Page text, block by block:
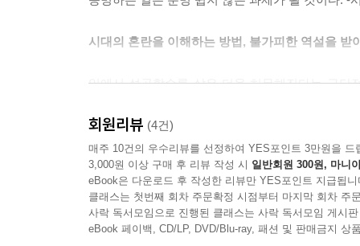
행히 지금은 많은 이들이 생존 문제를 극복했다. 하
나타나는 일시적인 증후라고. 양육에도 검증된
시달려야 할 이유는 없었다. 자유가 방종이나 폭
안 된다. 이런 역설이 존재하는 것은 우리에게 역
분히 알지 못한다. 하지만 종국에는 과학자들이
의 말처럼 우리는 신의 마음을 알게 되리라고 생
100퍼센트 확신하지 못해도 조직을 운영하고 각
시대의 혼란을 이해하는 방법, 불가피한 역설을 받
일에서 성공할수록 삶은 더욱 허무해진다는 극단
사람들은 시간에 쫓기고 배고픈 사람들은 늘어나
점점 줄어드는 우리 세대들의 문제는 이러한 자
차원이 다른 문제들을 경험하고 있는 젊은 세대
단련시켰으나 세계적인 금융위기와 같은 변화된
‘역설’이라는 이 시대의 상투어는 오늘날의 미
21세기라는 혼란의 시대를 표현하기 위해 긴 생
회원리뷰 (4건)
매주 10건의 우수리뷰를 선정하여 YES포인트 3만원을 드
3,000원 이상 구매 후 리뷰 작성 시 일반회원 300원, 마니
eBook은 다운로드 후 작성한 리뷰만 YES포인트 지급됩니
클래스는 첫번째 회차 주문확정 시점부터 마지막 회차 주
사락 독서모임으로 진행된 클래스는 사락 독서모임 게시
eBook 페이백, CD/LP, DVD/Blu-ray, 패션 및 판매금지 상